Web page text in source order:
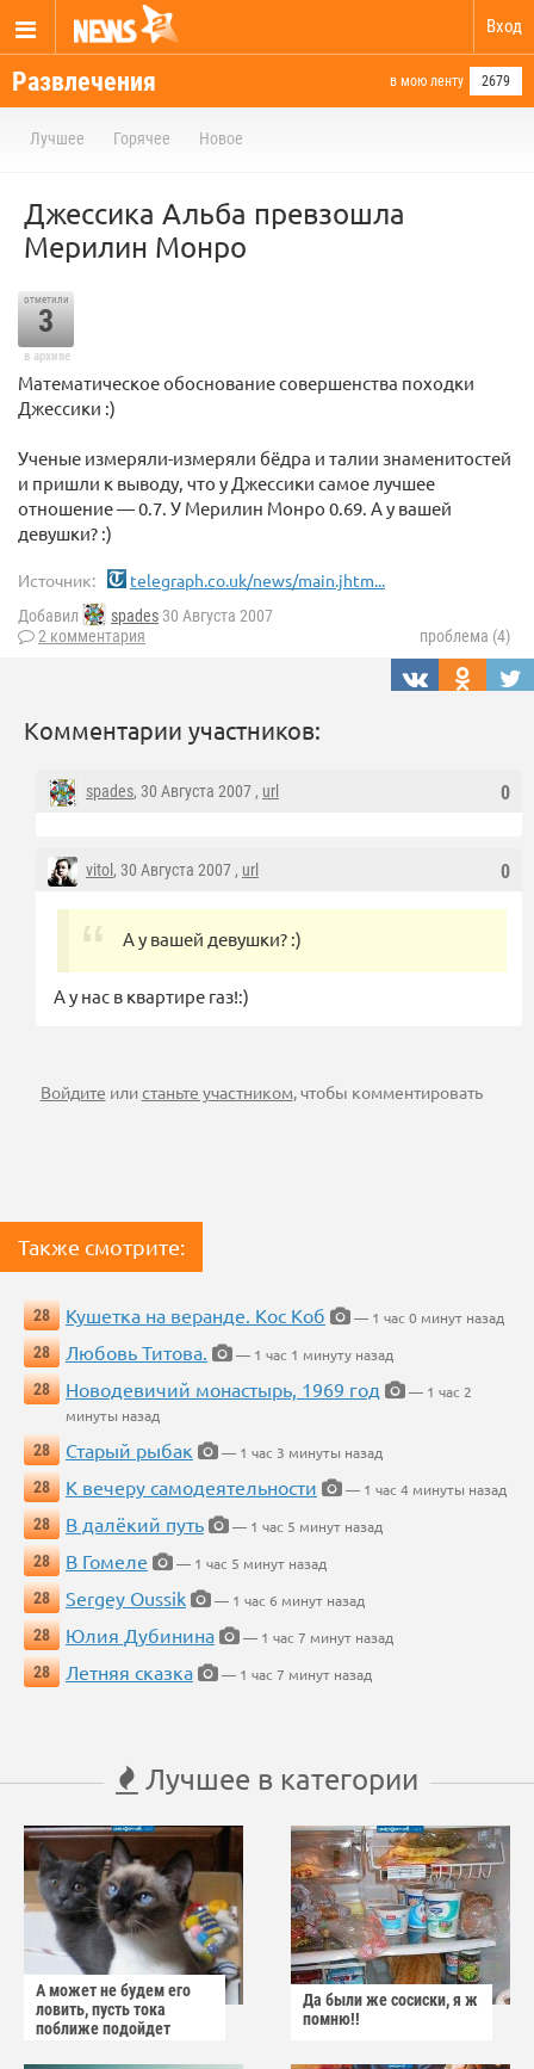
Вход
Развлечения в мою ленту 2679
Лучшее Горячее Новое
Джессика Альба превзошла
Мерилин Монро
отметили
3
в архиве
Математическое обоснование совершенства походки
Джессики :)
Ученые измеряли-измеряли бёдра и талии знаменитостей
и пришли к выводу, что у Джессики самое лучшее
отношение — 0.7. У Мерилин Монро 0.69. А у вашей
девушки? :)
Источник: telegraph.co.uk/news/main.jhtm...
Добавил spades 30 Августа 2007
2 комментария
проблема (4)
Комментарии участников:
0
spades, 30 Августа 2007 , url
0
vitol , 30 Августа 2007 , url
А у вашей девушки? :)
А у нас в квартире газ!:)
Войдите илистаньте участником, чтобы комментировать
Также смотрите:
28 Кушетка на веранде. Кос Коб
— 1 час 0 минут назад
28
Любовь Титова.
— 1 час 1 минуту назад
28
Новодевичий монастырь, 1969 год
— 1 час 2
минуты назад
28
Старый рыбак
— 1 час 3 минуты назад
28
К вечеру самодеятельности
— 1 час 4 минуты назад
28
В далёкий путь
— 1 час 5 минут назад
28
В Гомеле
— 1 час 5 минут назад
28
Sergey Oussik
— 1 час 6 минут назад
28
Юлия Дубинина
— 1 час 7 минут назад
28
Летняя сказка — 1 час 7 минут назад
Лучшее в категории
А может не будем его
ловить, пусть тока
поближе подойдет
Да были же сосиски, я ж
помню!!